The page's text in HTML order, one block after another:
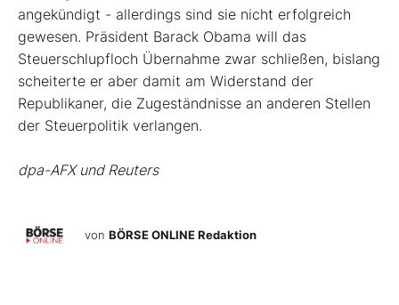
angekündigt - allerdings sind sie nicht erfolgreich
gewesen. Präsident Barack Obama will das
Steuerschlupfloch Übernahme zwar schließen, bislang
scheiterte er aber damit am Widerstand der
Republikaner, die Zugeständnisse an anderen Stellen
der Steuerpolitik verlangen.
dpa-AFX und Reuters
von BÖRSE ONLINE Redaktion